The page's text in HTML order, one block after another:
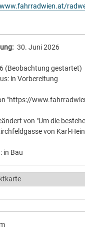
30. Juni 2026
(Beobachtung gestartet)
in Vorbereitung
"https://
von "Um die
von Karl-
in Bau